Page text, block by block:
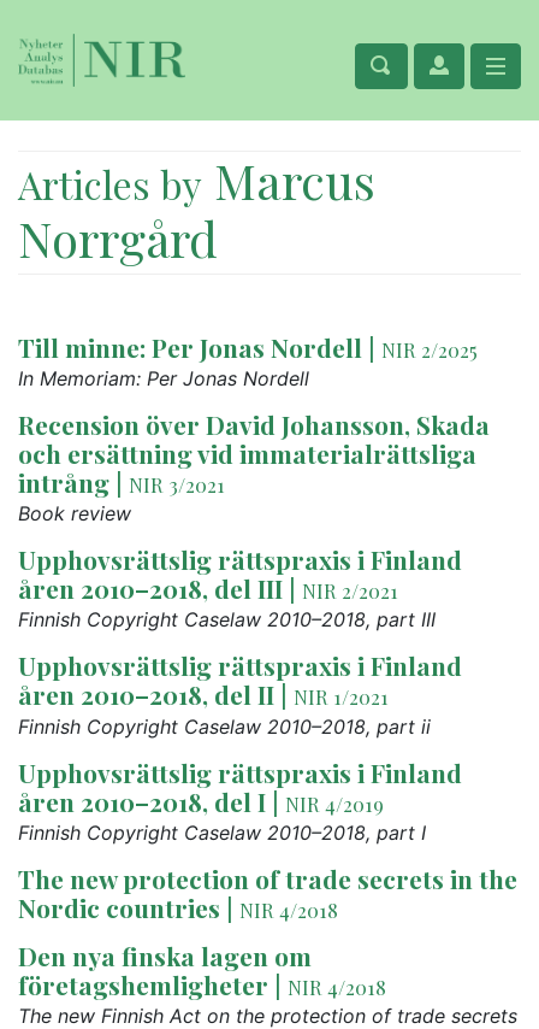
Articles by Marcus
Norrgård
Till minne: Per Jonas Nordell | NIR 2/2025
In Memoriam: Per Jonas Nordell
Recension över David Johansson, Skada
och ersättning vid immaterialrättsliga
intrång | NIR 3/2021
Book review
Upphovsrättslig rättspraxis i Finland
åren 2010–2018, del III | NIR 2/2021
Finnish Copyright Caselaw 2010–2018, part III
Upphovsrättslig rättspraxis i Finland
åren 2010–2018, del II | NIR 1/2021
Finnish Copyright Caselaw 2010–2018, part ii
Upphovsrättslig rättspraxis i Finland
åren 2010–2018, del I | NIR 4/2019
Finnish Copyright Caselaw 2010–2018, part I
The new protection of trade secrets in the
Nordic countries | NIR 4/2018
Den nya finska lagen om
företagshemligheter | NIR 4/2018
The new Finnish Act on the protection of trade secrets